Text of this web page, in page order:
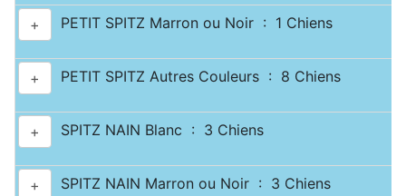
+ PETIT SPITZ Marron ou Noir : 1 Chiens
+ PETIT SPITZ Autres Couleurs : 8 Chiens
+ SPITZ NAIN Blanc : 3 Chiens
+ SPITZ NAIN Marron ou Noir : 3 Chiens